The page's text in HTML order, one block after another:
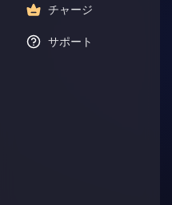
チャージ
サポート